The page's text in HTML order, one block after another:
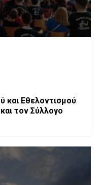
και Εθελοντισμού
τον Σύλλογο